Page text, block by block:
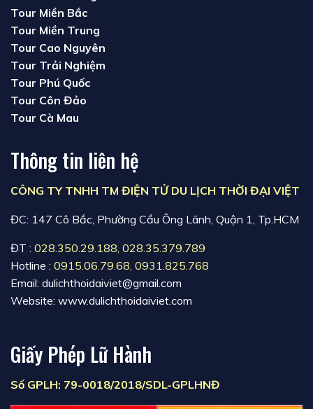
Tour Miền Bắc
Tour Miền Trung
Tour Cao Nguyên
Tour Trải Nghiệm
Tour Phú Quốc
Tour Côn Đảo
Tour Cà Mau
Thông tin liên hệ
CÔNG TY TNHH TM ĐIỆN TỬ DU LỊCH THỜI ĐẠI VIỆT
ĐC: 147 Cô Bắc, Phường Cầu Ông Lãnh, Quận 1, Tp.HCM
ĐT : 028.350.29.188, 028.35.379.789
Hotline : 0915.06.79.68, 0931.825.768
Email: dulichthoidaiviet@gmail.com
Website: www.dulichthoidaiviet.com
Giấy Phép Lữ Hành
Số GPLH: 79-0018/2018/SDL-GPLHNĐ